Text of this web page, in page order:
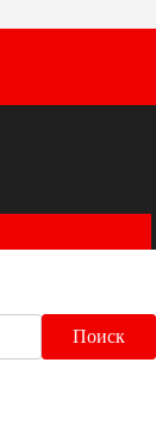
Поиск